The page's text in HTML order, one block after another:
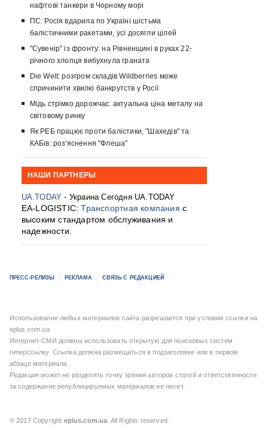
нафтові танкери в Чорному морі
ПС: Росія вдарила по Україні шістьма
балістичними ракетами, усі досягли цілей
"Сувенір" із фронту: на Рівненщині в руках 22-
річного хлопця вибухнула граната
Die Welt: розгром складів Wildberries може
спричинити хвилю банкрутств у Росії
Мідь стрімко дорожчає: актуальна ціна металу на
світовому ринку
Як РЕБ працює проти балістики, "Шахедів" та
КАБів: роз'яснення "Флеша"
НАШИ ПАРТНЕРЫ
UA.TODAY - Украина Сегодня UA.TODAY
EA-LOGISTIC:Транспортная компания с
высоким стандартом обслуживания и
надежности.
ПРЕСС-РЕЛИЗЫ РЕКЛАМА СВЯЗЬ С РЕДАКЦИЕЙ
Использование любых материалов сайта разрешается при условии ссылки на
eplus.com.ua
Интернет-СМИ должны использовать открытую для поисковых систем
гиперссылку. Ссылка должна размещаться в подзаголовке или в первом
абзаце материала.
Редакция может не разделять точку зрения авторов статей и ответственности
за содержание републицируемых материалов не несет.
© 2017 Copyright eplus.com.ua . All Rights reserved.